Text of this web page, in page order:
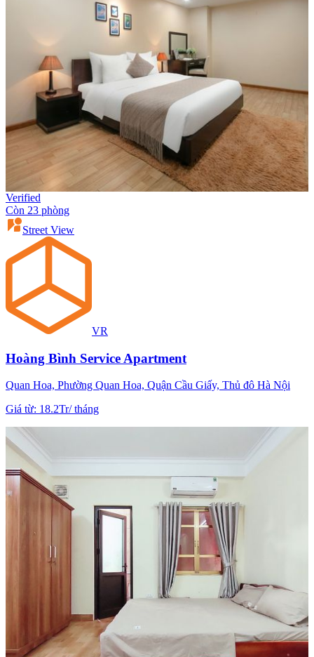
Verified
Còn 23 phòng
Street View
VR
Hoàng Bình Service Apartment
Quan Hoa, Phường Quan Hoa, Quận Cầu Giấy, Thủ đô Hà Nội
Giá từ: 18.2Tr/tháng